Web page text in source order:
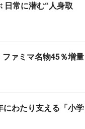
日常に潜む“人身取
ァミマ名物45％増量
にわたり支える「小学